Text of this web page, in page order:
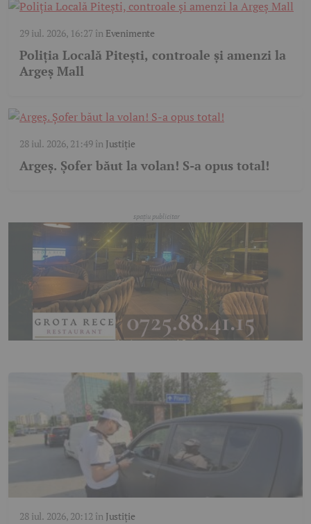
29 iul. 2026, 16:27în Evenimente
Poliția Locală Pitești, controale și amenzi la
Argeș Mall
28 iul. 2026, 21:49în Justiție
Argeș. Șofer băut la volan! S-a opus total!
28 iul. 2026, 20:12 în Justiție